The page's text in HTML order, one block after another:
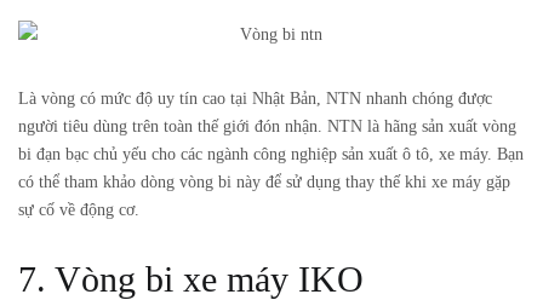
Là vòng có mức độ uy tín cao tại Nhật Bản, NTN nhanh chóng được
người tiêu dùng trên toàn thế giới đón nhận. NTN là hãng sản xuất vòng
bi đạn bạc chủ yếu cho các ngành công nghiệp sản xuất ô tô, xe máy. Bạn
có thể tham khảo dòng vòng bi này để sử dụng thay thế khi xe máy gặp
sự cố về động cơ.
7. Vòng bi xe máy IKO